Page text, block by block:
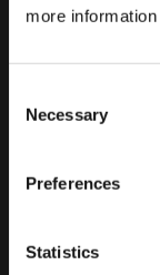
more
Selection
Necessary
Preferences
Statistics
Ultra-